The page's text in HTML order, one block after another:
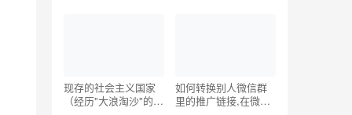
现存的社会主义国家
（经历"大浪淘沙"的社
如何转换别人微信群
里的推广链接,在微信